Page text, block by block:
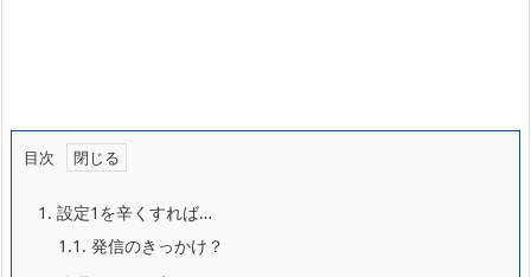
目次
1. 設定1を辛くすれば…
1.1. 発信のきっかけ？